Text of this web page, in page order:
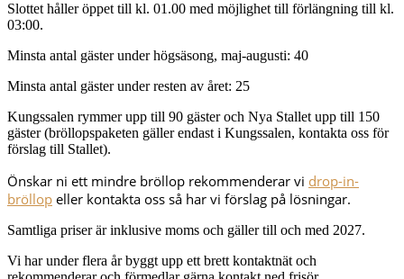
Slottet håller öppet till kl. 01.00 med möjlighet till förlängning till kl.
03:00.
Minsta antal gäster under högsäsong, maj-augusti: 40
Minsta antal gäster under resten av året: 25
Kungssalen rymmer upp till 90 gäster och Nya Stallet upp till 150
gäster (bröllopspaketen gäller endast i Kungssalen, kontakta oss för
förslag till Stallet).
Önskar ni ett mindre bröllop rekommenderar vi drop-in-
bröllop eller kontakta oss så har vi förslag på lösningar.
Samtliga priser är inklusive moms och gäller till och med 2027.
Vi har under flera år byggt upp ett brett kontaktnät och